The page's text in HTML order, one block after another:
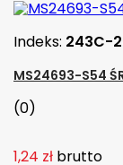
Indeks: 243C-
MS24693-S54
(0)
1,24 zł brutto